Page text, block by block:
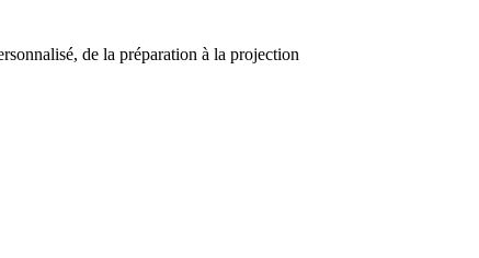
de la préparation à la projection